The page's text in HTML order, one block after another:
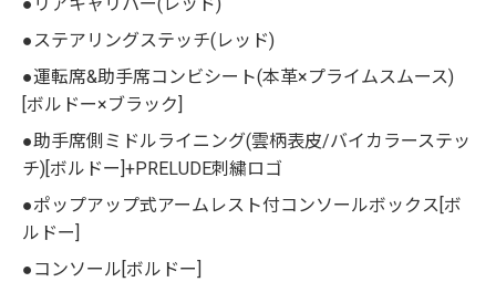
●リアキャリパー(レッド)
●ステアリングステッチ(レッド)
●運転席&助手席コンビシート(本革×プライムスムース)
[ボルドー×ブラック]
●助手席側ミドルライニング(雲柄表皮/バイカラーステッ
チ)[ボルドー]+PRELUDE刺繍ロゴ
●ポップアップ式アームレスト付コンソールボックス[ボ
ルドー]
●コンソール[ボルドー]